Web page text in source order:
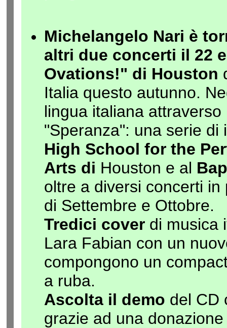
Michelangelo Nari è
altri due concerti il 22
Ovations!" di Houston
Italia questo autunno.
lingua italiana
"Speranza": una serie di
High School for the
Arts di Houston e al
oltre a diversi concerti
di Settembre e Ottobre.
Tredici cover di musica
Lara Fabian con un
compongono un
a ruba.
Ascolta il demo del CD
grazie ad una